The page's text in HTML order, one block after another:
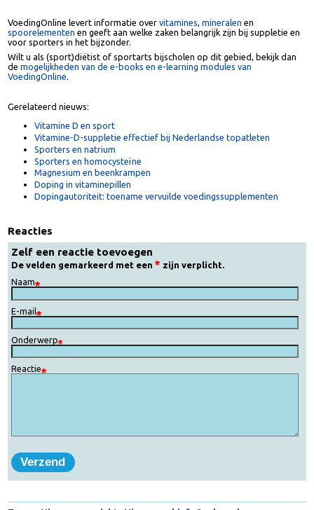
VoedingOnline levert informatie over
spoorelementenen geeft aan welke zaken belangrijk zijn bij suppletie
voor sporters in het bijzonder.
Wilt u als (sport)diëtist of sportarts bijscholen op dit gebied, bekijk dan
VoedingOnline.
Gerelateerd nieuws:
Vitamine D en sport
Vitamine-D-suppletie effectief bij Nederlandse topatleten
Sporters en natrium
Sporters en homocysteïne
Magnesium en beenkrampen
Dopingautoriteit: toename vervuilde voedingssupplementen
Reacties
Zelf een reactie toevoegen
De velden gemarkeerd met een zijn verplicht.
Naam